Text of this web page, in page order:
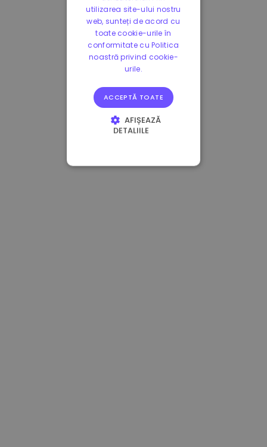
utilizarea site-ului nostru
web, sunteți de acord cu
toate cookie-urile în
conformitate cu Politica
noastră privind cookie-
urile.
ACCEPTĂ TOATE
AFIȘEAZĂ
DETALIILE